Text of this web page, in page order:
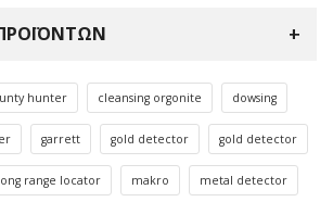
ΠΡΟΪΌΝΤΩΝ
hunter cleansing orgonite dowsing
garrett gold detector gold detector
range locator makro metal detector